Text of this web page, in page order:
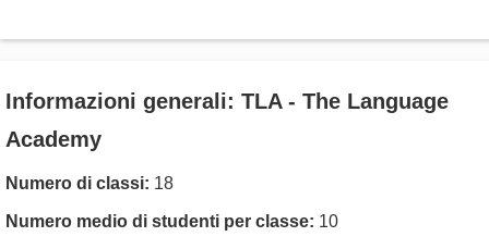
Informazioni generali: TLA - The Language
Academy
Numero di classi: 18
Numero medio di studenti per classe: 10